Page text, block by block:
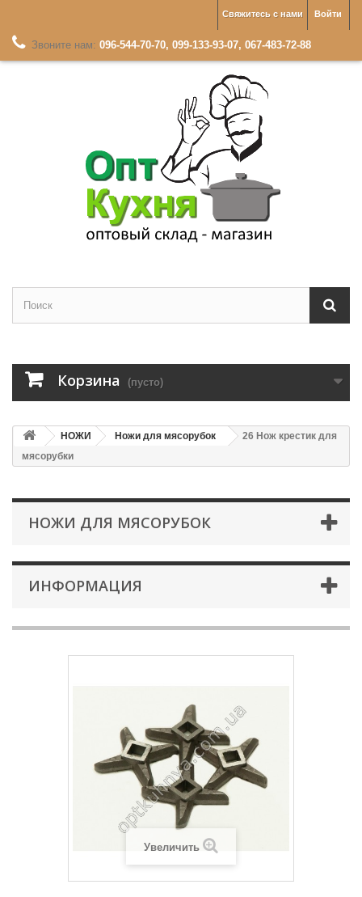
Войти
Свяжитесь с нами
Звоните нам: 096-544-70-70, 099-133-93-07, 067-483-72-88
Корзина (пусто)
НОЖИ Ножи для мясорубок
26 Нож крестик для
мясорубки
НОЖИ ДЛЯ МЯСОРУБОК
ИНФОРМАЦИЯ
Увеличить